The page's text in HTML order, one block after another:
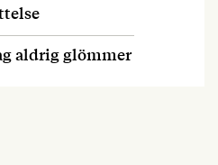
aldrig glömmer